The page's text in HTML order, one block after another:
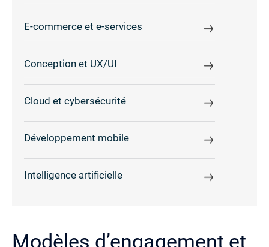
E-commerce et e-services
Conception et UX/UI
Cloud et cybersécurité
Développement mobile
Intelligence artificielle
Modèles d’engagement et